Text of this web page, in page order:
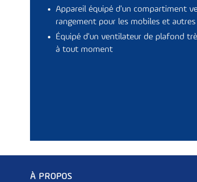
Appareil équipé d'un compartiment
rangement pour les mobiles et
Équipé d'un ventilateur de plafond
à tout moment
À PROPOS